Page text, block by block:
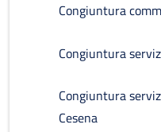
Congiuntura
Congiuntura
Congiuntura
Cesena